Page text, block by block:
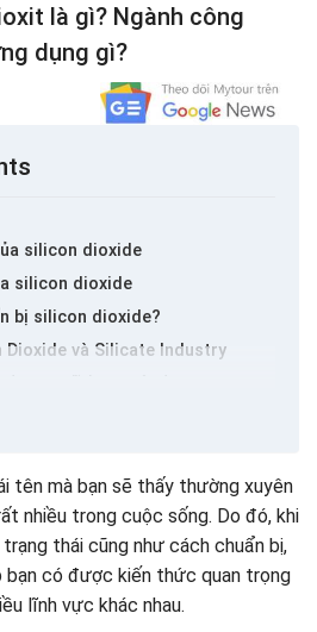
là gì? Ngành công
dụng gì?
silicon dioxide
silicon dioxide
bị silicon dioxide?
Dioxide và Silicate Industry
dioxide
Dioxide và Silicat và Sách giáo
giải pháp
9 Trang 95)
9 Trang 95)
SBT 9 Trang 38)
9 Trang 38)
tên mà bạn sẽ thấy thường xuyên
nhiều trong cuộc sống. Do đó, khi
thái cũng như cách chuẩn bị,
bạn có được kiến ​​thức quan trọng
lĩnh vực khác nhau.